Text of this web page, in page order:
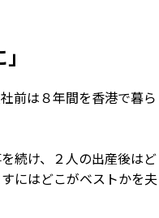
前は８年間を香港で暮ら
続け、２人の出産後はど
にはどこがベストかを夫